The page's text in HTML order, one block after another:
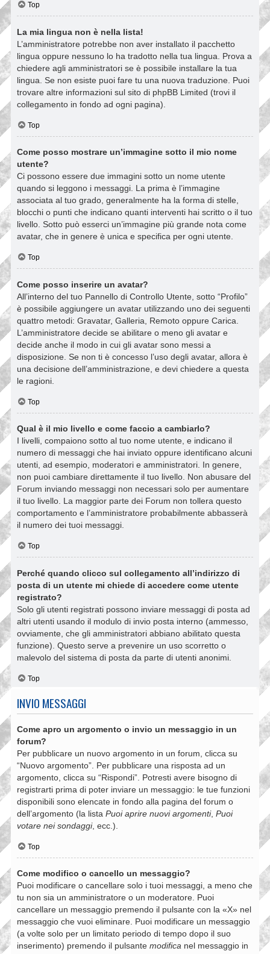
Top
La mia lingua non è nella lista!
L’amministratore potrebbe non aver installato il pacchetto
lingua oppure nessuno lo ha tradotto nella tua lingua. Prova a
chiedere agli amministratori se è possibile installare la tua
lingua. Se non esiste puoi fare tu una nuova traduzione. Puoi
trovare altre informazioni sul sito di phpBB Limited (trovi il
collegamento in fondo ad ogni pagina).
Top
Come posso mostrare un’immagine sotto il mio nome
utente?
Ci possono essere due immagini sotto un nome utente
quando si leggono i messaggi. La prima è l’immagine
associata al tuo grado, generalmente ha la forma di stelle,
blocchi o punti che indicano quanti interventi hai scritto o il tuo
livello. Sotto può esserci un’immagine più grande nota come
avatar, che in genere è unica e specifica per ogni utente.
Top
Come posso inserire un avatar?
All’interno del tuo Pannello di Controllo Utente, sotto “Profilo”
è possibile aggiungere un avatar utilizzando uno dei seguenti
quattro metodi: Gravatar, Galleria, Remoto oppure Carica.
L’amministratore decide se abilitare o meno gli avatar e
decide anche il modo in cui gli avatar sono messi a
disposizione. Se non ti è concesso l’uso degli avatar, allora è
una decisione dell’amministrazione, e devi chiedere a questa
le ragioni.
Top
Qual è il mio livello e come faccio a cambiarlo?
I livelli, compaiono sotto al tuo nome utente, e indicano il
numero di messaggi che hai inviato oppure identificano alcuni
utenti, ad esempio, moderatori e amministratori. In genere,
non puoi cambiare direttamente il tuo livello. Non abusare del
Forum inviando messaggi non necessari solo per aumentare
il tuo livello. La maggior parte dei Forum non tollera questo
comportamento e l’amministratore probabilmente abbasserà
il numero dei tuoi messaggi.
Top
Perché quando clicco sul collegamento all’indirizzo di
posta di un utente mi chiede di accedere come utente
registrato?
Solo gli utenti registrati possono inviare messaggi di posta ad
altri utenti usando il modulo di invio posta interno (ammesso,
ovviamente, che gli amministratori abbiano abilitato questa
funzione). Questo serve a prevenire un uso scorretto o
malevolo del sistema di posta da parte di utenti anonimi.
Top
INVIO MESSAGGI
Come apro un argomento o invio un messaggio in un
forum?
Per pubblicare un nuovo argomento in un forum, clicca su
“Nuovo argomento”. Per pubblicare una risposta ad un
argomento, clicca su “Rispondi”. Potresti avere bisogno di
registrarti prima di poter inviare un messaggio: le tue funzioni
disponibili sono elencate in fondo alla pagina del forum o
dell’argomento (la lista Puoi aprire nuovi argomenti, Puoi
votare nei sondaggi, ecc.).
Top
Come modifico o cancello un messaggio?
Puoi modificare o cancellare solo i tuoi messaggi, a meno che
tu non sia un amministratore o un moderatore. Puoi
cancellare un messaggio premendo il pulsante con la «X» nel
messaggio che vuoi eliminare. Puoi modificare un messaggio
(a volte solo per un limitato periodo di tempo dopo il suo
inserimento) premendo il pulsante modifica nel messaggio in